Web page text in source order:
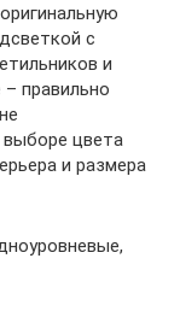
с
и
правильно
цвета
и размера